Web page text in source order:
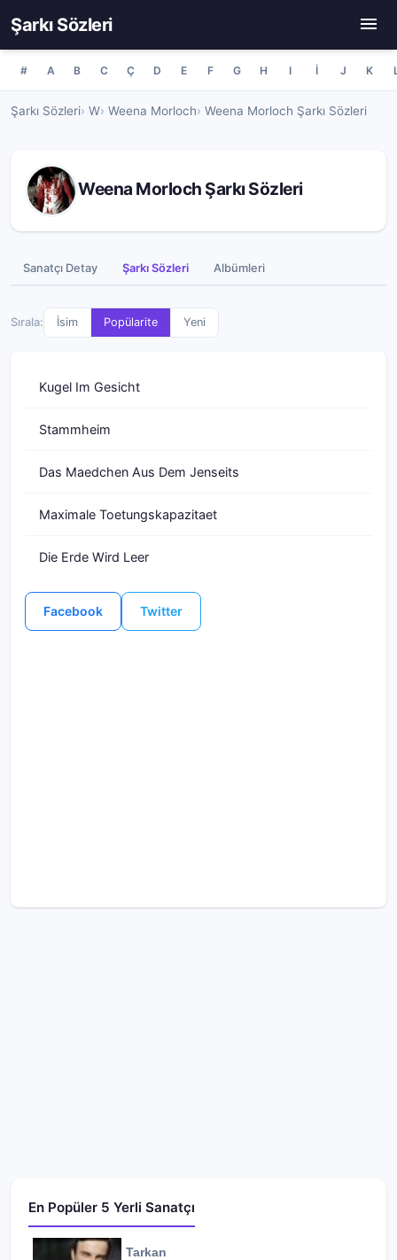
Şarkı Sözleri
# A B C Ç D E F G H I İ J K
Şarkı Sözleri W Weena Morloch Weena Morloch Şarkı Sözleri
Weena Morloch Şarkı Sözleri
Sanatçı Detay Şarkı Sözleri Albümleri
Sırala: İsim Popülarite Yeni
Kugel Im Gesicht
Stammheim
Das Maedchen Aus Dem Jenseits
Maximale Toetungskapazitaet
Die Erde Wird Leer
Facebook Twitter
En Popüler 5 Yerli Sanatçı
Tarkan